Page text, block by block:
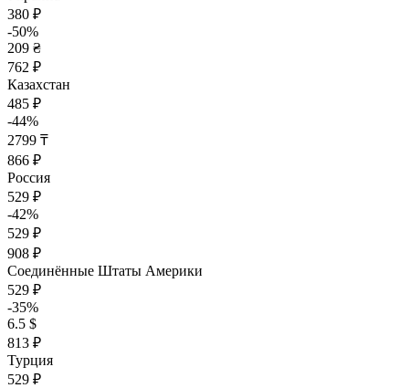
380 ₽
-50%
209 ₴
762 ₽
Казахстан
485 ₽
-44%
2799 ₸
866 ₽
Россия
529 ₽
-42%
529 ₽
908 ₽
Соединённые Штаты Америки
529 ₽
-35%
6.5 $
813 ₽
Турция
529 ₽